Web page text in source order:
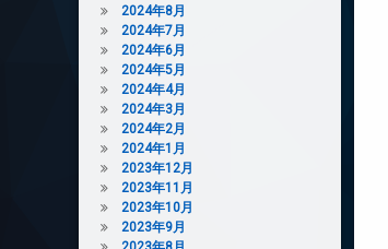
2024年8月
2024年7月
2024年6月
2024年5月
2024年4月
2024年3月
2024年2月
2024年1月
2023年12月
2023年11月
2023年10月
2023年9月